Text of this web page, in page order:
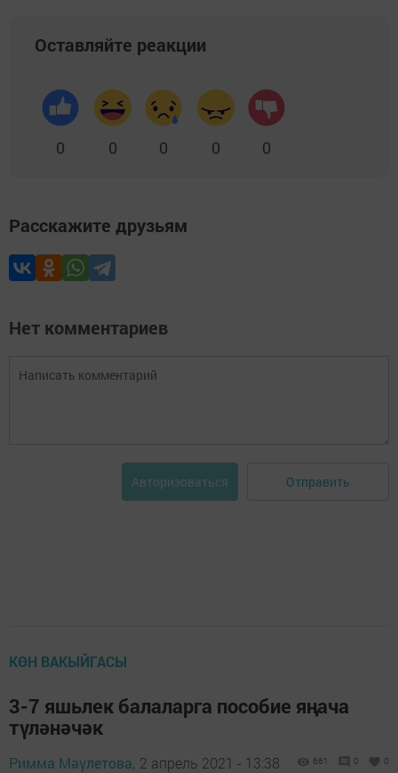
Оставляйте реакции
0 0 0 0 0
Расскажите друзьям
Нет комментариев
Авторизоваться Отправить
КӨН ВАКЫЙГАСЫ
3-7 яшьлек балаларга пособие яңача
түләнәчәк
Римма Мәүлетова, 2 апрель 2021 - 13:38 661 0 0